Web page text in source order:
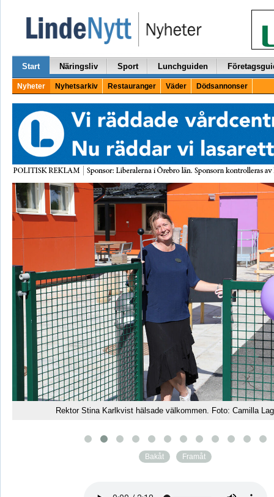
Start Näringsliv Sport Lunchguiden
Nyheter Nyhetsarkiv Restauranger Väder Dödsannonser
Rektor Stina Karlkvist hälsade välkommen. Foto: Camilla
Bakåt Framåt